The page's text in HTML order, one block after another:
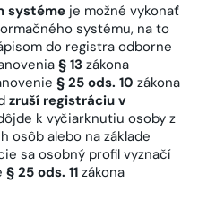
systéme je možné vykonať
systému, na to
do registra odborne
§ 13 zákona
§ 25 ods. 10 zákona
zruší registráciu v
k vyčiarknutiu osoby z
osôb alebo na základe
sa osobný profil vyznačí
§ 25 ods. 11 zákona